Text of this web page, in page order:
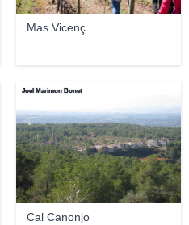
Mas Vicenç
Cal Canonjo
Joel Marimon Bonet